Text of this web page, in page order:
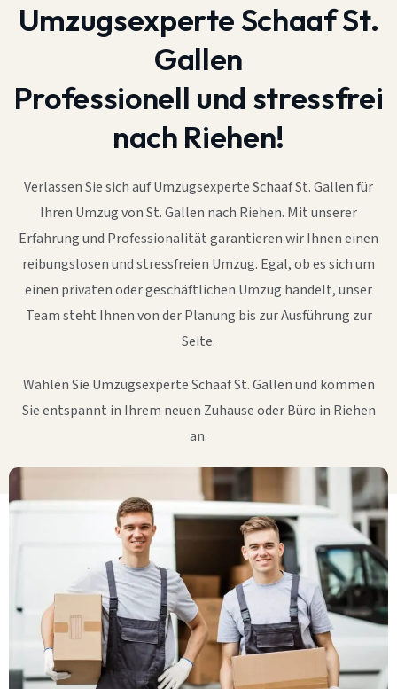
Umzugsexperte Schaaf St.
Gallen
Professionell und stressfrei
nach Riehen!
Verlassen Sie sich auf Umzugsexperte Schaaf St. Gallen für
Ihren Umzug von St. Gallen nach Riehen. Mit unserer
Erfahrung und Professionalität garantieren wir Ihnen einen
reibungslosen und stressfreien Umzug. Egal, ob es sich um
einen privaten oder geschäftlichen Umzug handelt, unser
Team steht Ihnen von der Planung bis zur Ausführung zur
Seite.
Wählen Sie Umzugsexperte Schaaf St. Gallen und kommen
Sie entspannt in Ihrem neuen Zuhause oder Büro in Riehen
an.